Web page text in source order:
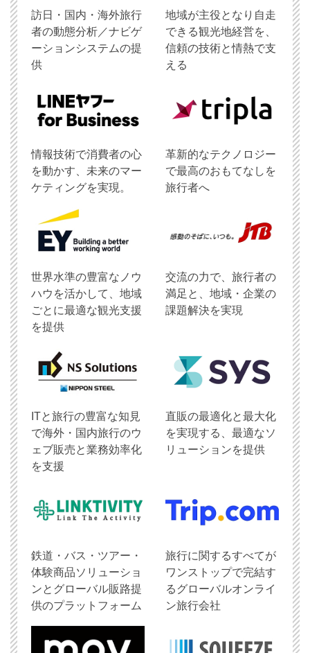
訪日・国内・海外旅行
者の動態分析／ナビゲ
ーションシステムの提
供
地域が主役となり自走
できる観光地経営を、
信頼の技術と情熱で支
える
情報技術で消費者の心
を動かす、未来のマー
ケティングを実現。
革新的なテクノロジー
で最高のおもてなしを
旅行者へ
世界水準の豊富なノウ
ハウを活かして、地域
ごとに最適な観光支援
を提供
交流の力で、旅行者の
満足と、地域・企業の
課題解決を実現
ITと旅行の豊富な知見
で海外・国内旅行のウ
ェブ販売と業務効率化
を支援
直販の最適化と最大化
を実現する、最適なソ
リューションを提供
鉄道・バス・ツアー・
体験商品ソリューショ
ンとグローバル販路提
供のプラットフォーム
旅行に関するすべてが
ワンストップで完結す
るグローバルオンライ
ン旅行会社